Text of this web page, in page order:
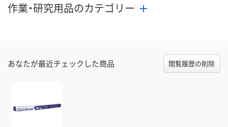
作業・研究用品のカテゴリー
あなたが最近チェックした商品 閲覧履歴の削除